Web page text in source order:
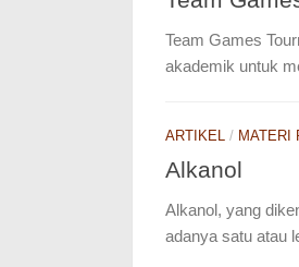
Team Games
akademik untuk
ARTIKEL / MATERI
Alkanol
Alkanol, yang
adanya satu atau